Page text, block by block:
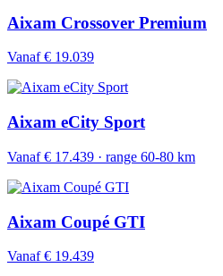
Aixam Crossover Premium
Vanaf € 19.039
Aixam eCity Sport
Vanaf € 17.439 · range 60-80 km
Aixam Coupé GTI
Vanaf € 19.439